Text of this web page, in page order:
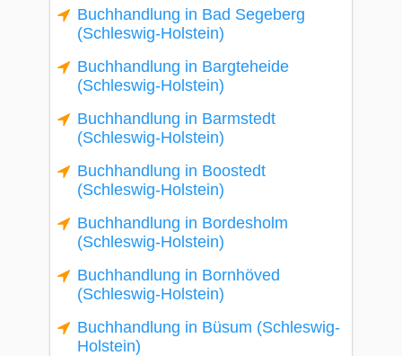
Buchhandlung in Bad Segeberg
(Schleswig-Holstein)
Buchhandlung in Bargteheide
(Schleswig-Holstein)
Buchhandlung in Barmstedt
(Schleswig-Holstein)
Buchhandlung in Boostedt
(Schleswig-Holstein)
Buchhandlung in Bordesholm
(Schleswig-Holstein)
Buchhandlung in Bornhöved
(Schleswig-Holstein)
Buchhandlung in Büsum (Schleswig-
Holstein)